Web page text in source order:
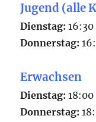
Jugend (alle
Dienstag:
Donnerstag:
Erwachsen
Dienstag:
Donnerstag: